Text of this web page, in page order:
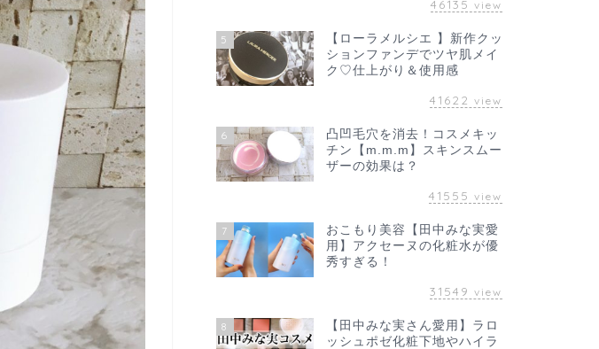
46135 view
5
【ローラメルシエ 】新作クッ
ションファンデでツヤ肌メイ
ク♡仕上がり＆使用感
41622 view
6
凸凹毛穴を消去！コスメキッ
チン【m.m.m】スキンスムー
ザーの効果は？
41555 view
7
おこもり美容【田中みな実愛
用】アクセーヌの化粧水が優
秀すぎる！
31549 view
8
【田中みな実さん愛用】ラロ
ッシュポゼ化粧下地やハイラ